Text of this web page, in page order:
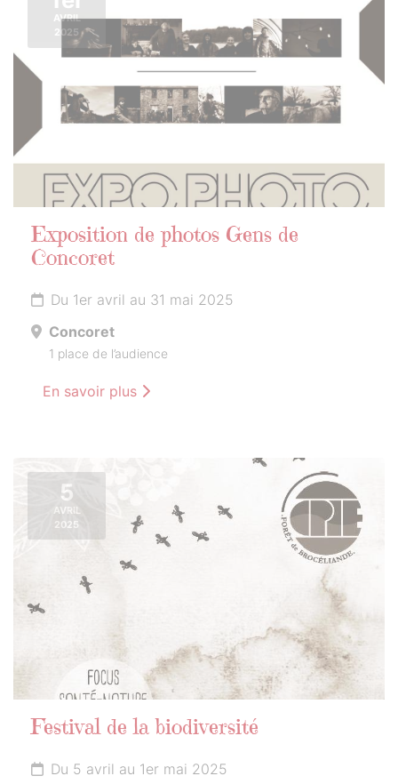
AVRIL
2025
Exposition de photos Gens de
Concoret
Du 1er avril au 31 mai 2025
Concoret
1 place de l’audience
En savoir plus
5
AVRIL
2025
Festival de la biodiversité
Du 5 avril au 1er mai 2025